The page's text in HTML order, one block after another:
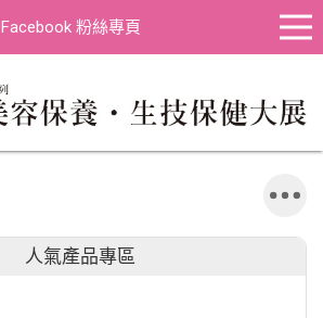
Facebook 粉絲專頁
人氣產品專區